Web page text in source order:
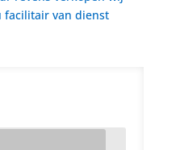
facilitair van dienst